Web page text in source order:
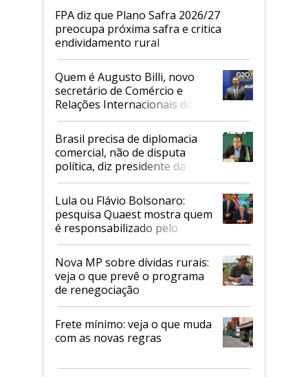
FPA diz que Plano Safra 2026/27
preocupa próxima safra e critica
endividamento rural
Quem é Augusto Billi, novo
secretário de Comércio e
Relações Internacionais do
Mapa
Brasil precisa de diplomacia
comercial, não de disputa
política, diz presidente da
Faesp
Lula ou Flávio Bolsonaro:
pesquisa Quaest mostra quem
é responsabilizado pelo
tarifaço dos EUA
Nova MP sobre dívidas rurais:
veja o que prevê o programa
de renegociação
Frete mínimo: veja o que muda
com as novas regras